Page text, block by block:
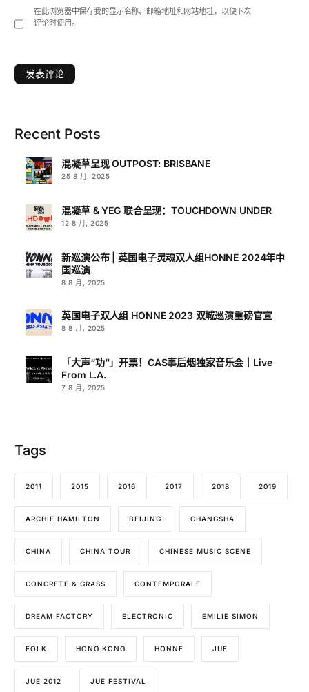
在此浏览器中保存我的显示名称、邮箱地址和网站地址，以便下次
评论时使用。
Recent Posts
混凝草呈现 OUTPOST: BRISBANE
25 8 月, 2025
混凝草 & YEG 联合呈现：TOUCHDOWN UNDER
12 8 月, 2025
新巡演公布 | 英国电子灵魂双人组HONNE 2024年中
国巡演
8 8 月, 2025
英国电子双人组 HONNE 2023 双城巡演重磅官宣
8 8 月, 2025
「大声“功”」开票！CAS事后烟独家音乐会｜Live
From L.A.
7 8 月, 2025
Tags
2011 2015 2016 2017 2018 2019
ARCHIE HAMILTON BEIJING CHANGSHA
CHINA CHINA TOUR CHINESE MUSIC SCENE
CONCRETE & GRASS CONTEMPORALE
DREAM FACTORY ELECTRONIC EMILIE SIMON
FOLK HONG KONG HONNE JUE
JUE 2012 JUE FESTIVAL